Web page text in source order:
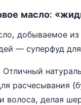
масло:
добываемое
— суперфуд
Отличный
расчесывания
волоса, делая